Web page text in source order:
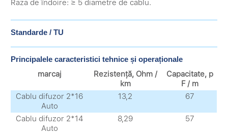
Raza de îndoire: ≥ 5 diametre de cablu.
Standarde / TU
Principalele caracteristici tehnice și operaționale
marcaj
Rezistență, Ohm /
km
Capacitate, p
F / m
Cablu difuzor 2*16
Auto
13,2 67
Cablu difuzor 2*14
Auto
8,29 57